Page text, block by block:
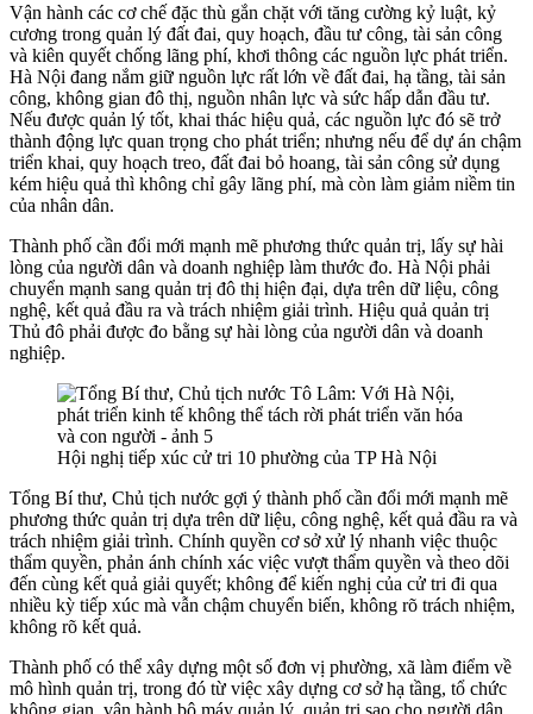
Vận hành các cơ chế đặc thù gắn chặt với tăng cường kỷ luật, kỷ
cương trong quản lý đất đai, quy hoạch, đầu tư công, tài sản công
và kiên quyết chống lãng phí, khơi thông các nguồn lực phát triển.
Hà Nội đang nắm giữ nguồn lực rất lớn về đất đai, hạ tầng, tài sản
công, không gian đô thị, nguồn nhân lực và sức hấp dẫn đầu tư.
Nếu được quản lý tốt, khai thác hiệu quả, các nguồn lực đó sẽ trở
thành động lực quan trọng cho phát triển; nhưng nếu để dự án chậm
triển khai, quy hoạch treo, đất đai bỏ hoang, tài sản công sử dụng
kém hiệu quả thì không chỉ gây lãng phí, mà còn làm giảm niềm tin
của nhân dân.
Thành phố cần đổi mới mạnh mẽ phương thức quản trị, lấy sự hài
lòng của người dân và doanh nghiệp làm thước đo. Hà Nội phải
chuyển mạnh sang quản trị đô thị hiện đại, dựa trên dữ liệu, công
nghệ, kết quả đầu ra và trách nhiệm giải trình. Hiệu quả quản trị
Thủ đô phải được đo bằng sự hài lòng của người dân và doanh
nghiệp.
Hội nghị tiếp xúc cử tri 10 phường của TP Hà Nội
Tổng Bí thư, Chủ tịch nước gợi ý thành phố cần đổi mới mạnh mẽ
phương thức quản trị dựa trên dữ liệu, công nghệ, kết quả đầu ra và
trách nhiệm giải trình. Chính quyền cơ sở xử lý nhanh việc thuộc
thẩm quyền, phản ánh chính xác việc vượt thẩm quyền và theo dõi
đến cùng kết quả giải quyết; không để kiến nghị của cử tri đi qua
nhiều kỳ tiếp xúc mà vẫn chậm chuyển biến, không rõ trách nhiệm,
không rõ kết quả.
Thành phố có thể xây dựng một số đơn vị phường, xã làm điểm về
mô hình quản trị, trong đó từ việc xây dựng cơ sở hạ tầng, tổ chức
không gian, vận hành bộ máy quản lý, quản trị sao cho người dân